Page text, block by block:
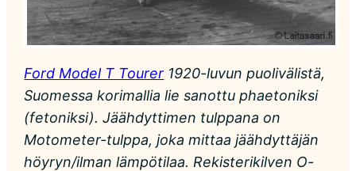
Ford Model T Tourer 1920-luvun puolivälistä,
Suomessa korimallia lie sanottu phaetoniksi
(fetoniksi). Jäähdyttimen tulppana on
Motometer-tulppa, joka mittaa jäähdyttäjän
höyryn/ilman lämpötilaa. Rekisterikilven O-